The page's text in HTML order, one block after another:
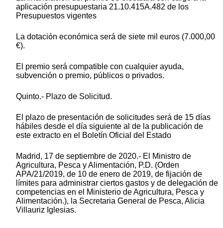
aplicación presupuestaria 21.10.415A.482 de los
Presupuestos vigentes
La dotación económica será de siete mil euros (7.000,00
€).
El premio será compatible con cualquier ayuda,
subvención o premio, públicos o privados.
Quinto.- Plazo de Solicitud.
El plazo de presentación de solicitudes será de 15 días
hábiles desde el día siguiente al de la publicación de
este extracto en el Boletín Oficial del Estado
Madrid, 17 de septiembre de 2020.- El Ministro de
Agricultura, Pesca y Alimentación, P.D. (Orden
APA/21/2019, de 10 de enero de 2019, de fijación de
límites para administrar ciertos gastos y de delegación de
competencias en el Ministerio de Agricultura, Pesca y
Alimentación.), la Secretaria General de Pesca, Alicia
Villauriz Iglesias.